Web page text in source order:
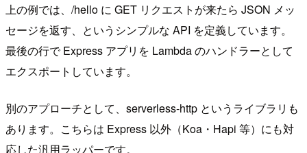
上の例では、/hello に GET リクエストが来たら JSON メッ
セージを返す、というシンプルな API を定義しています。
最後の行で Express アプリを Lambda のハンドラーとして
エクスポートしています。
別のアプローチとして、serverless-http というライブラリも
あります。こちらは Express 以外（Koa・Hapi 等）にも対
応した汎用ラッパーです。